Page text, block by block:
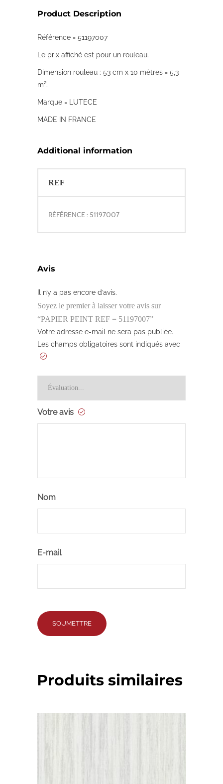
Product Description
Référence = 51197007
Le prix affiché est pour un rouleau.
Dimension rouleau : 53 cm x 10 mètres = 5,3
m².
Marque = LUTECE
MADE IN FRANCE
Additional information
REF
RÉFÉRENCE : 51197007
Avis
Il n’y a pas encore d’avis.
Soyez le premier à laisser votre avis sur
“PAPIER PEINT REF = 51197007”
Votre adresse e-mail ne sera pas publiée.
Les champs obligatoires sont indiqués avec
Votre avis
Nom
E-mail
Produits similaires